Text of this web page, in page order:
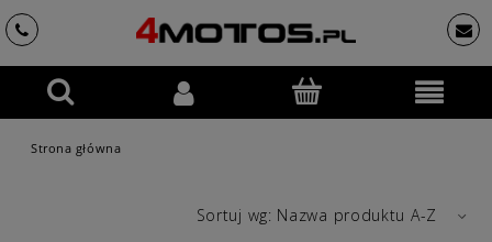
Strona główna
Sortuj wg: Nazwa produktu A-Z